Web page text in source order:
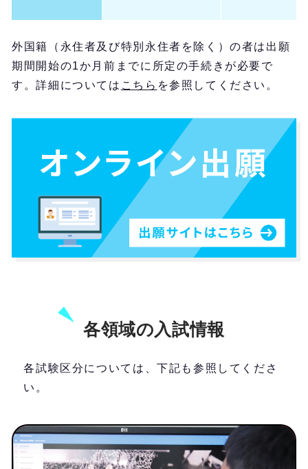
外国籍（永住者及び特別永住者を除く）の者は出願
期間開始の1か月前までに所定の手続きが必要で
す。詳細については こちら を参照してください。
各領域の入試情報
各試験区分については、下記も参照してくださ
い。